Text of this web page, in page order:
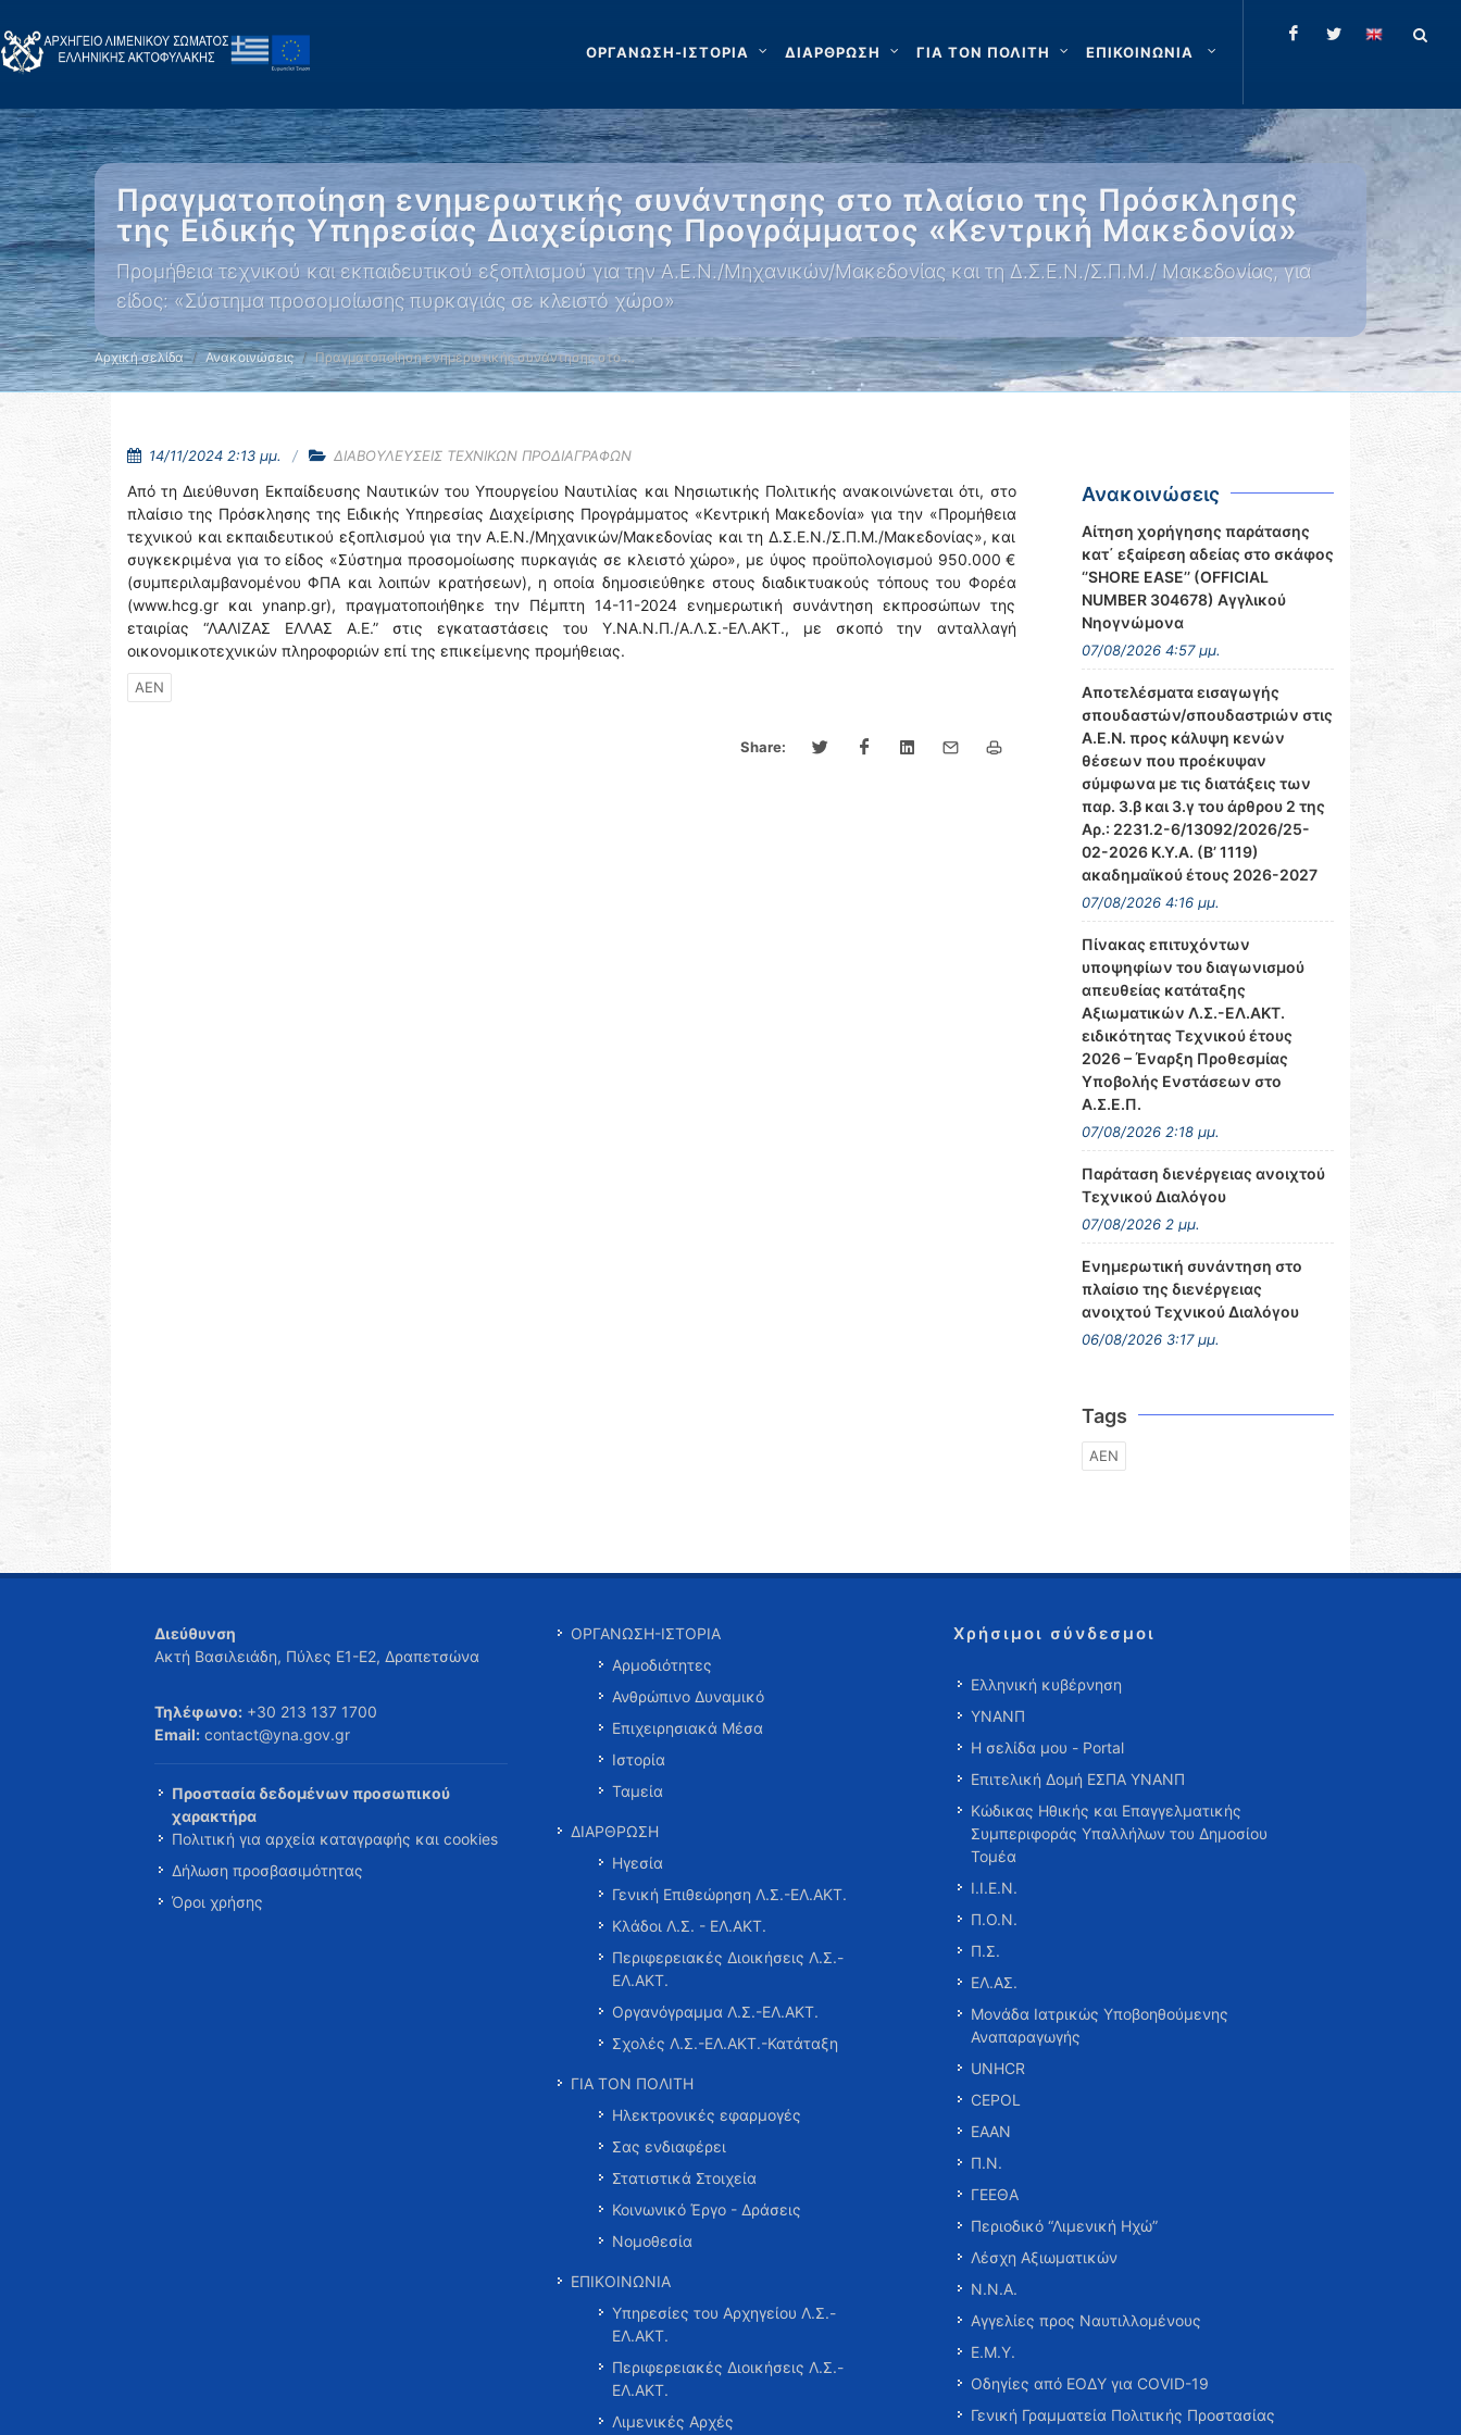
ΟΡΓΑΝΩΣΗ-ΙΣΤΟΡΙΑ ΔΙΑΡΘΡΩΣΗ ΓΙΑ ΤΟΝ ΠΟΛΙΤΗ ΕΠΙΚΟΙΝΩΝΙΑ
Πραγματοποίηση ενημερωτικής συνάντησης στο πλαίσιο της Πρόσκλησης
της Ειδικής Υπηρεσίας Διαχείρισης Προγράμματος «Κεντρική Μακεδονία»
Προμήθεια τεχνικού και εκπαιδευτικού εξοπλισμού για την Α.Ε.Ν./Μηχανικών/Μακεδονίας και τη Δ.Σ.Ε.Ν./Σ.Π.Μ./ Μακεδονίας, για
είδος: «Σύστημα προσομοίωσης πυρκαγιάς σε κλειστό χώρο»
Αρχική σελίδα Ανακοινώσεις Πραγματοποίηση ενημερωτικής συνάντησης στο …
14/11/2024 2:13 μμ. ΔΙΑΒΟΥΛΕΥΣΕΙΣ ΤΕΧΝΙΚΩΝ ΠΡΟΔΙΑΓΡΑΦΩΝ
Από τη Διεύθυνση Εκπαίδευσης Ναυτικών του Υπουργείου Ναυτιλίας και Νησιωτικής Πολιτικής ανακοινώνεται ότι, στο
πλαίσιο της Πρόσκλησης της Ειδικής Υπηρεσίας Διαχείρισης Προγράμματος «Κεντρική Μακεδονία» για την «Προμήθεια
τεχνικού και εκπαιδευτικού εξοπλισμού για την Α.Ε.Ν./Μηχανικών/Μακεδονίας και τη Δ.Σ.Ε.Ν./Σ.Π.Μ./Μακεδονίας», και
συγκεκριμένα για το είδος «Σύστημα προσομοίωσης πυρκαγιάς σε κλειστό χώρο», με ύψος προϋπολογισμού 950.000 €
(συμπεριλαμβανομένου ΦΠΑ και λοιπών κρατήσεων), η οποία δημοσιεύθηκε στους διαδικτυακούς τόπους του Φορέα
(www.hcg.gr και ynanp.gr), πραγματοποιήθηκε την Πέμπτη 14-11-2024 ενημερωτική συνάντηση εκπροσώπων της
εταιρίας “ΛΑΛΙΖΑΣ ΕΛΛΑΣ Α.Ε.” στις εγκαταστάσεις του Υ.ΝΑ.Ν.Π./Α.Λ.Σ.-ΕΛ.ΑΚΤ., με σκοπό την ανταλλαγή
οικονομικοτεχνικών πληροφοριών επί της επικείμενης προμήθειας.
ΑΕΝ
Share:
Ανακοινώσεις
Αίτηση χορήγησης παράτασης
κατ΄ εξαίρεση αδείας στο σκάφος
‘’SHORE EASE’’ (OFFICIAL
NUMBER 304678) Αγγλικού
Νηογνώμονα
07/08/2026 4:57 μμ.
Αποτελέσματα εισαγωγής
σπουδαστών/σπουδαστριών στις
Α.Ε.Ν. προς κάλυψη κενών
θέσεων που προέκυψαν
σύμφωνα με τις διατάξεις των
παρ. 3.β και 3.γ του άρθρου 2 της
Αρ.: 2231.2-6/13092/2026/25-
02-2026 Κ.Υ.Α. (Β’ 1119)
ακαδημαϊκού έτους 2026-2027
07/08/2026 4:16 μμ.
Πίνακας επιτυχόντων
υποψηφίων του διαγωνισμού
απευθείας κατάταξης
Αξιωματικών Λ.Σ.-ΕΛ.ΑΚΤ.
ειδικότητας Τεχνικού έτους
2026 – Έναρξη Προθεσμίας
Υποβολής Ενστάσεων στο
Α.Σ.Ε.Π.
07/08/2026 2:18 μμ.
Παράταση διενέργειας ανοιχτού
Τεχνικού Διαλόγου
07/08/2026 2 μμ.
Ενημερωτική συνάντηση στο
πλαίσιο της διενέργειας
ανοιχτού Τεχνικού Διαλόγου
06/08/2026 3:17 μμ.
Tags
ΑΕΝ
Διεύθυνση
Ακτή Βασιλειάδη, Πύλες Ε1-Ε2, Δραπετσώνα
Τηλέφωνο: +30 213 137 1700
Email: contact@yna.gov.gr
Προστασία δεδομένων προσωπικού
χαρακτήρα
Πολιτική για αρχεία καταγραφής και cookies
Δήλωση προσβασιμότητας
Όροι χρήσης
ΟΡΓΑΝΩΣΗ-ΙΣΤΟΡΙΑ
Αρμοδιότητες
Ανθρώπινο Δυναμικό
Επιχειρησιακά Μέσα
Ιστορία
Ταμεία
ΔΙΑΡΘΡΩΣΗ
Ηγεσία
Γενική Επιθεώρηση Λ.Σ.-ΕΛ.ΑΚΤ.
Κλάδοι Λ.Σ. - ΕΛ.ΑΚΤ.
Περιφερειακές Διοικήσεις Λ.Σ.-
ΕΛ.ΑΚΤ.
Οργανόγραμμα Λ.Σ.-ΕΛ.ΑΚΤ.
Σχολές Λ.Σ.-ΕΛ.ΑΚΤ.-Κατάταξη
ΓΙΑ ΤΟΝ ΠΟΛΙΤΗ
Ηλεκτρονικές εφαρμογές
Σας ενδιαφέρει
Στατιστικά Στοιχεία
Κοινωνικό Έργο - Δράσεις
Νομοθεσία
ΕΠΙΚΟΙΝΩΝΙΑ
Υπηρεσίες του Αρχηγείου Λ.Σ.-
ΕΛ.ΑΚΤ.
Περιφερειακές Διοικήσεις Λ.Σ.-
ΕΛ.ΑΚΤ.
Λιμενικές Αρχές
Χρήσιμοι σύνδεσμοι
Ελληνική κυβέρνηση
ΥΝΑΝΠ
Η σελίδα μου - Portal
Επιτελική Δομή ΕΣΠΑ ΥΝΑΝΠ
Κώδικας Ηθικής και Επαγγελματικής
Συμπεριφοράς Υπαλλήλων του Δημοσίου
Τομέα
Ι.Ι.Ε.Ν.
Π.Ο.Ν.
Π.Σ.
ΕΛ.ΑΣ.
Μονάδα Ιατρικώς Υποβοηθούμενης
Αναπαραγωγής
UNHCR
CEPOL
ΕΑΑΝ
Π.Ν.
ΓΕΕΘΑ
Περιοδικό “Λιμενική Ηχώ”
Λέσχη Αξιωματικών
Ν.Ν.Α.
Αγγελίες προς Ναυτιλλομένους
Ε.Μ.Υ.
Οδηγίες από ΕΟΔΥ για COVID-19
Γενική Γραμματεία Πολιτικής Προστασίας